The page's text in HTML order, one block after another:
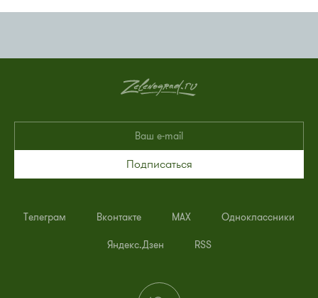
Подписаться
Телеграм Вконтакте MAX Одноклассники
Яндекс.Дзен RSS